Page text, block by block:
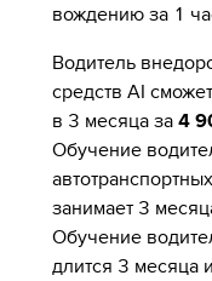
вождению за 1
Водитель
средств АI
в 3 месяца за 4
Обучение
занимает 3
Обучение
длится 3 месяца